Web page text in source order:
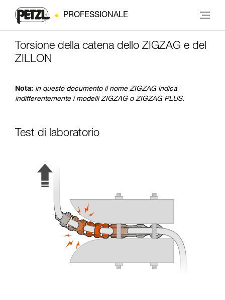
PROFESSIONALE
Torsione della catena dello ZIGZAG e del
ZILLON
Nota: in questo documento il nome ZIGZAG indica
indifferentemente i modelli ZIGZAG o ZIGZAG PLUS.
Test di laboratorio